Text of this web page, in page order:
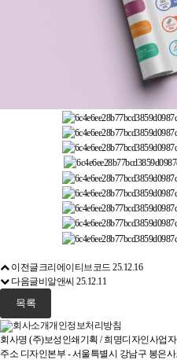
이전글크리에이티브코드 25.12.16
다음글비알앤씨 25.12.11
목록
회사소개개인정보처리방침
회사명 (주)보성인쇄기획 / 희명디자인사업
주소 디자인본부 - 서울특별시 강남구 봉은